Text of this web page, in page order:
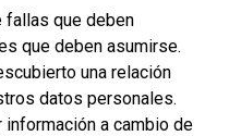
fallas que deben
que deben asumirse.
una relación
datos personales.
a cambio de